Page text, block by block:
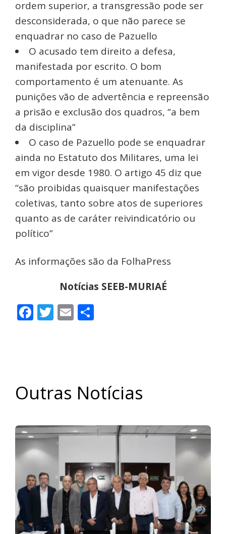
ordem superior, a transgressão pode ser
desconsiderada, o que não parece se
enquadrar no caso de Pazuello
O acusado tem direito a defesa,
manifestada por escrito. O bom
comportamento é um atenuante. As
punições vão de advertência e repreensão
a prisão e exclusão dos quadros, “a bem
da disciplina”
O caso de Pazuello pode se enquadrar
ainda no Estatuto dos Militares, uma lei
em vigor desde 1980. O artigo 45 diz que
“são proibidas quaisquer manifestações
coletivas, tanto sobre atos de superiores
quanto as de caráter reivindicatório ou
político”
As informações são da FolhaPress
Notícias SEEB-MURIAÉ
Facebook
Twitter
Email
Outras Notícias